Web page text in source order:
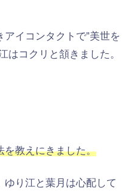
イコンタクトで”美世を
はコクリと頷きました。
を教えにきました。
り江と葉月は心配して